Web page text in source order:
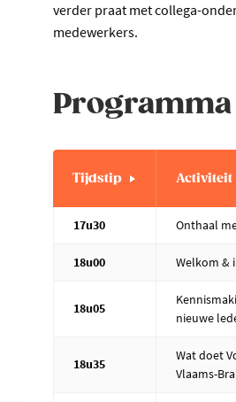
verder praat met collega-
medewerkers.
Programma
Tijdstip Activiteit
17u30 Onthaal
18u00 Welkom &
18u05
nieuwe
18u35
Wat doet
Vlaams-